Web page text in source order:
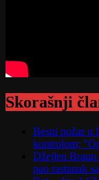
Skorašnji
Besni požar u
kontrolom;
Džejlen
pao rastanak